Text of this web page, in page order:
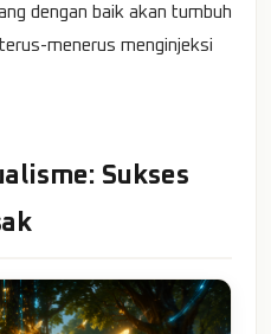
dengan baik akan tumbuh
menerus menginjeksi
Sukses